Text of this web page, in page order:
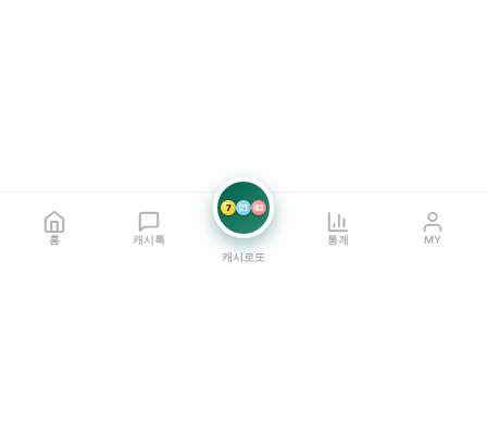
홈 캐시톡
7 21 42
캐시로또
통계 MY